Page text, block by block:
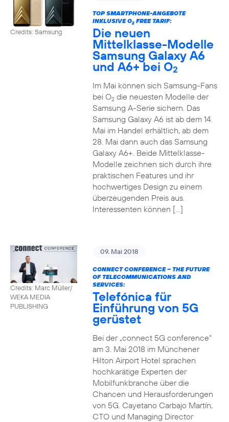
Credits: Samsung
TOP SMARTPHONE-ANGEBOTE
INKLUSIVE O2FREE TARIF:
Die neuen
Mittelklasse-Modelle
Samsung Galaxy A6
und A6+ bei O2
Im Mai können sich Samsung-Fans
bei O2die neuesten Modelle der
Samsung A-Serie sichern. Das
Samsung Galaxy A6 ist ab dem 14.
Mai im Handel erhältlich, ab dem
28. Mai dann auch das Samsung
Galaxy A6+. Beide Mittelklasse-
Modelle zeichnen sich durch ihre
praktischen Features und ihr
hochwertiges Design zu einem
überzeugenden Preis aus.
Interessenten können […]
Credits: Marc Müller/
WEKA MEDIA
PUBLISHING
09. Mai 2018
CONNECT CONFERENCE – THE FUTURE
OF TELECOMMUNICATIONS AND
SERVICES:
Telefónica für
Einführung von 5G
gerüstet
Bei der „connect 5G conference“
am 3. Mai 2018 im Münchener
Hilton Airport Hotel sprachen
hochkarätige Experten der
Mobilfunkbranche über die
Chancen und Herausforderungen
von 5G. Cayetano Carbajo Martín,
CTO und Managing Director